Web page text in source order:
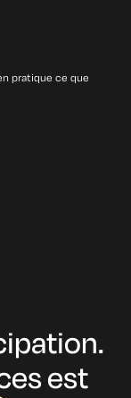
pratique ce que
est